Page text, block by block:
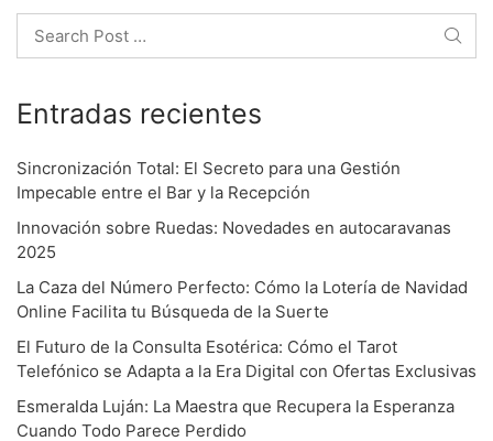
o
Entradas recientes
Sincronización Total: El Secreto para una Gestión
Impecable entre el Bar y la Recepción
Innovación sobre Ruedas: Novedades en autocaravanas
2025
La Caza del Número Perfecto: Cómo la Lotería de Navidad
Online Facilita tu Búsqueda de la Suerte
El Futuro de la Consulta Esotérica: Cómo el Tarot
Telefónico se Adapta a la Era Digital con Ofertas Exclusivas
Esmeralda Luján: La Maestra que Recupera la Esperanza
Cuando Todo Parece Perdido